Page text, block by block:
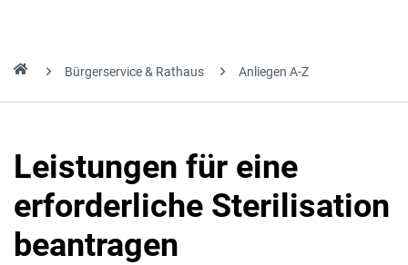
Bürgerservice & Rathaus Anliegen A-Z
Leistungen für eine
erforderliche Sterilisation
beantragen